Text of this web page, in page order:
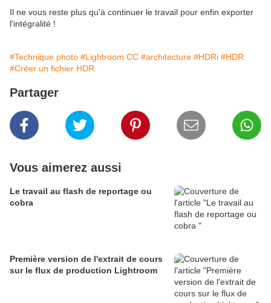
Il ne vous reste plus qu'à continuer le travail pour enfin exporter
l'intégralité !
#Technique photo #Lightroom CC #architecture #HDRi #HDR
#Créer un fichier HDR
Partager
Vous aimerez aussi
Le travail au flash de reportage ou
cobra
Première version de l'extrait de cours
sur le flux de production Lightroom